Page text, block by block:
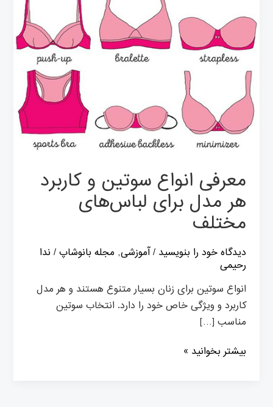
معرفی انواع سوتین و کاربرد
هر مدل برای لباس‌های
مختلف
دیدگاه‌ خود را بنویسید /آموزشی, مجله بانوشاپ/ ندا
رحیمی
انواع سوتین برای زنان بسیار متنوع هستند و هر مدل
کاربرد و ویژگی خاص خود را دارد. انتخاب سوتین
مناسب […]
برای
لباس‌های
مختلف
بیشتر بخوانید »